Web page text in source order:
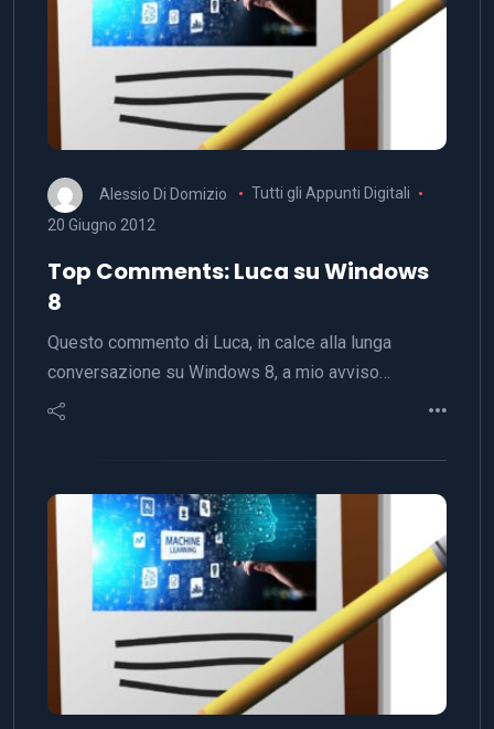
Alessio Di Domizio
Tutti gli Appunti Digitali
20 Giugno 2012
Top Comments: Luca su Windows
8
Questo commento di Luca, in calce alla lunga
conversazione su Windows 8, a mio avviso…